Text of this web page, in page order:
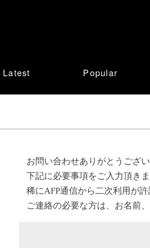
Latest Popular
お問い合わせありがとうござい
下記に必要事項をご入力頂き
稀にAFP通信から二次利用が
ご連絡の必要な方は、お名前